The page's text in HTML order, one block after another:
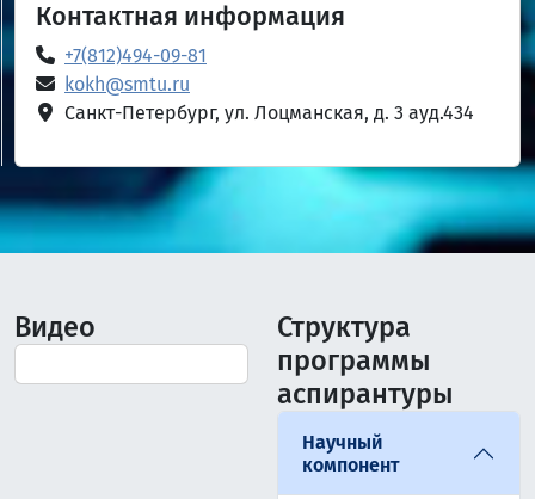
Контактная информация
+7(812)494-09-81
kokh@smtu.ru
Санкт-Петербург, ул. Лоцманская, д. 3 ауд.434
Видео
Структура
программы
аспирантуры
Научный
компонент